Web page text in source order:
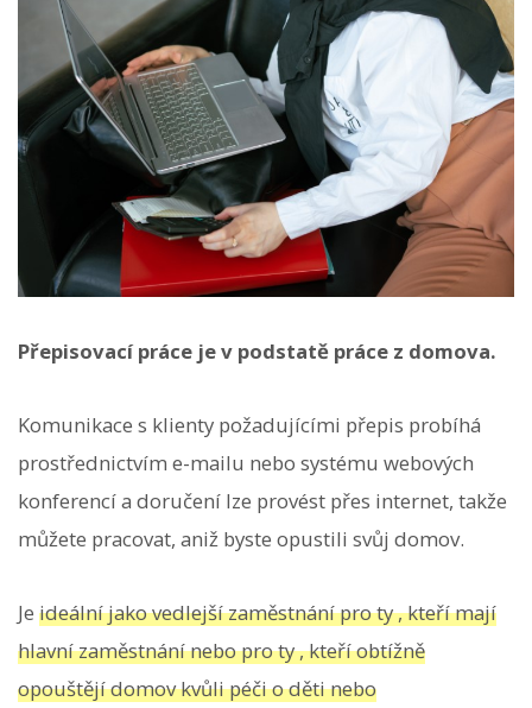
Přepisovací práce je v podstatě práce z domova.
Komunikace s klienty požadujícími přepis probíhá
prostřednictvím e-mailu nebo systému webových
konferencí a doručení lze provést přes internet, takže
můžete pracovat, aniž byste opustili svůj domov.
Je ideální jako vedlejší zaměstnání pro ty , kteří mají
hlavní zaměstnání nebo pro ty , kteří obtížně
opouštějí domov kvůli péči o děti nebo